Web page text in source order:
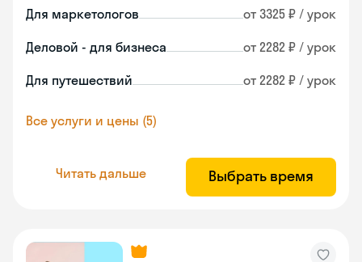
Для маркетологов от 3325 ₽ / урок
Деловой - для бизнеса от 2282 ₽ / урок
Для путешествий от 2282 ₽ / урок
Все услуги и цены (5)
Читать дальше Выбрать время